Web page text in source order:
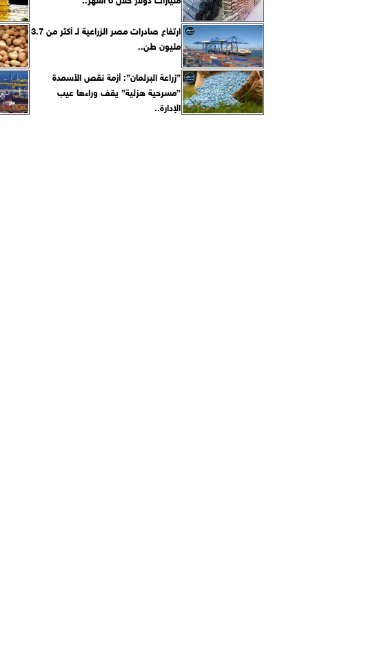
ارتفاع صادرات مصر الزراعية لـ أكثر من 3.7
مليون طن..
”زراعة البرلمان”: أزمة نقص الأسمدة
”مسرحية هزلية” يقف وراءها عيب
الإدارة..